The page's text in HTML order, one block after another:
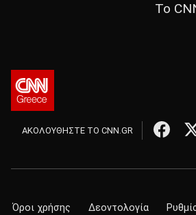
Το
ΑΚΟΛΟΥΘΗΣΤΕ ΤΟ CNN.GR
Όροι χρήσης Δεοντολογία